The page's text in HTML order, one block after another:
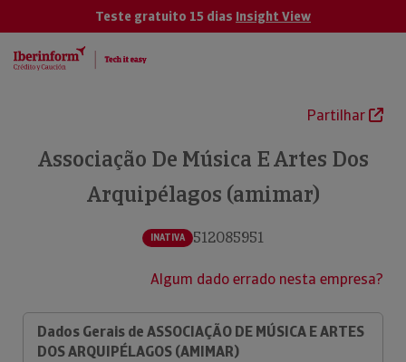
Teste gratuito 15 dias Insight View
Partilhar
Associação De Música E Artes Dos
Arquipélagos (amimar)
INATIVA 512085951
Algum dado errado nesta empresa?
Dados Gerais de ASSOCIAÇÃO DE MÚSICA E ARTES
DOS ARQUIPÉLAGOS (AMIMAR)